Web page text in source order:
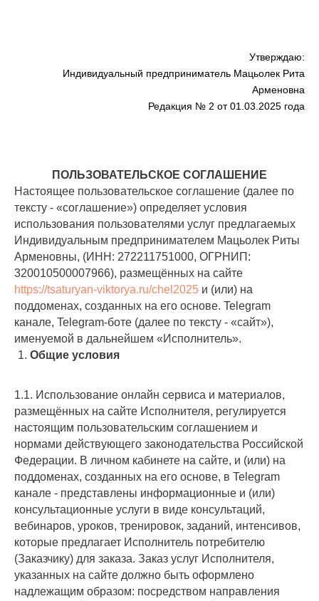
Утверждаю:
Индивидуальный предприниматель Мацьолек Рита
Арменовна
Редакция № 2 от 01.03.2025 года
ПОЛЬЗОВАТЕЛЬСКОЕ СОГЛАШЕНИЕ
Настоящее пользовательское соглашение (далее по
тексту - «соглашение») определяет условия
использования пользователями услуг предлагаемых
Индивидуальным предпринимателем Мацьолек Риты
Арменовны, (ИНН: 272211751000, ОГРНИП:
320010500007966), размещённых на сайте
https://tsaturyan-viktorya.ru/chel2025 и (или) на
поддоменах, созданных на его основе. Telegram
канале, Telegram-боте (далее по тексту - «сайт»),
именуемой в дальнейшем «Исполнитель».
Общие условия
1.1. Использование онлайн сервиса и материалов,
размещённых на сайте Исполнителя, регулируется
настоящим пользовательским соглашением и
нормами действующего законодательства Российской
Федерации. В личном кабинете на сайте, и (или) на
поддоменах, созданных на его основе, в Telegram
канале - представлены информационные и (или)
консультационные услуги в виде консультаций,
вебинаров, уроков, тренировок, заданий, интенсивов,
которые предлагает Исполнитель потребителю
(Заказчику) для заказа. Заказ услуг Исполнителя,
указанных на сайте должно быть оформлено
надлежащим образом: посредством направления